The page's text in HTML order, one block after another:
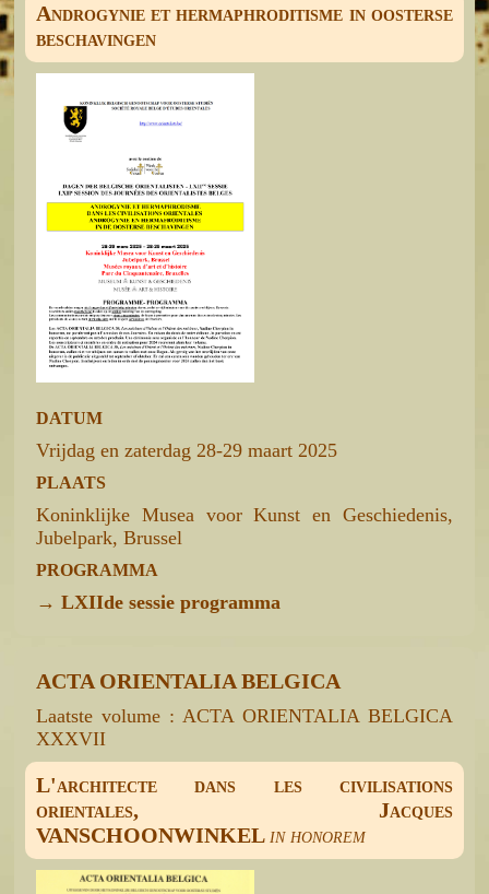
Androgynie et hermaphroditisme in oosterse
beschavingen
DATUM
Vrijdag en zaterdag 28-29 maart 2025
PLAATS
Koninklijke Musea voor Kunst en Geschiedenis,
Jubelpark, Brussel
PROGRAMMA
→LXIIde sessie programma
ACTA ORIENTALIA BELGICA
Laatste volume : ACTA ORIENTALIA BELGICA
XXXVII
L'architecte dans les civilisations
orientales, Jacques
VANSCHOONWINKEL in honorem